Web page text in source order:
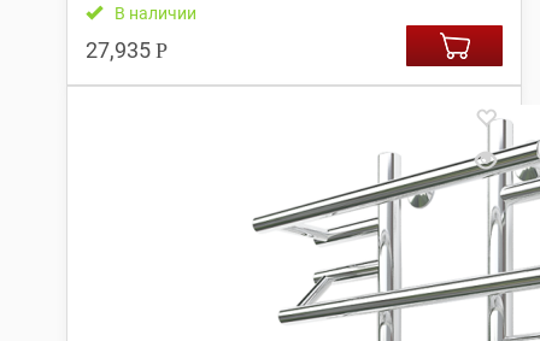
В наличии
27,935 Р